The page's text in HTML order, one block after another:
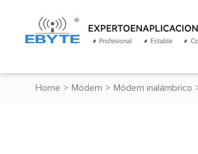
Home > Módem > Módem inalámbrico